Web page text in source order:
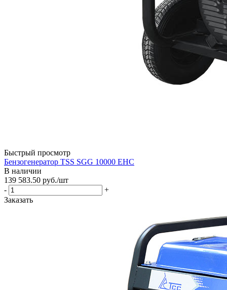
Быстрый просмотр
Бензогенератор TSS SGG 10000 EHC
В наличии
139 583.50 руб./шт
-
+
Заказать